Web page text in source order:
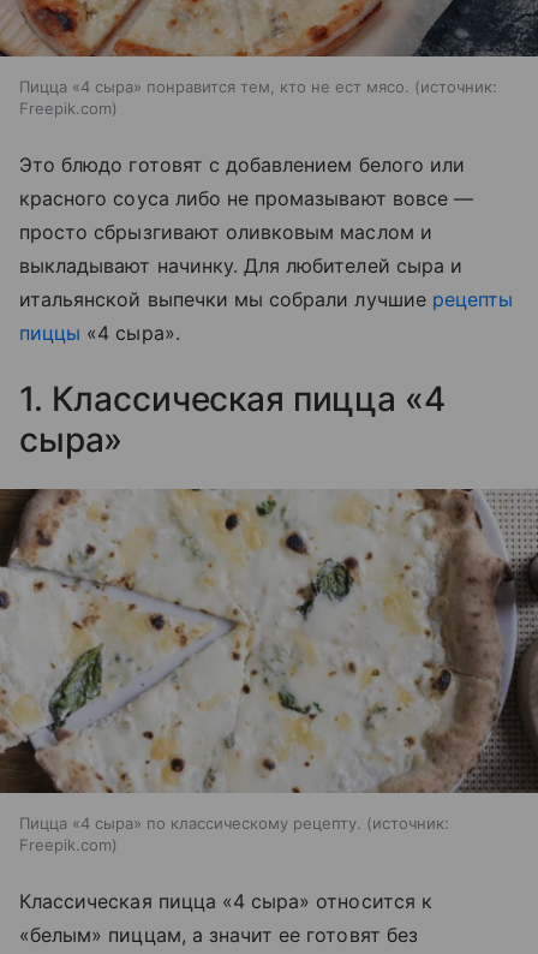
Пицца «4 сыра» понравится тем, кто не ест мясо.
источник:
Freepik.com
Это блюдо готовят с добавлением белого или
красного соуса либо не промазывают вовсе —
просто сбрызгивают оливковым маслом и
выкладывают начинку. Для любителей сыра и
итальянской выпечки мы собрали лучшие рецепты
пиццы «4 сыра».
1. Классическая пицца «4
сыра»
Пицца «4 сыра» по классическому рецепту.
источник:
Freepik.com
Классическая пицца «4 сыра» относится к
«белым» пиццам, а значит ее готовят без